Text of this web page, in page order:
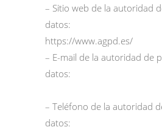
– Sitio web de la autoridad
datos:
https://www.agpd.es/
– E-mail de la autoridad de
datos:
– Teléfono de la autoridad
datos: